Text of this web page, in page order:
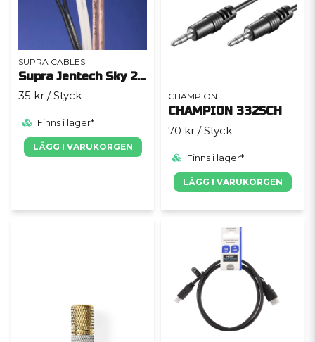
SUPRA CABLES
Supra Jentech Sky 2x2.5mm²
35 kr / Styck
Finns i lager*
LÄGG I VARUKORGEN
CHAMPION
CHAMPION 3325CH
70 kr / Styck
Finns i lager*
LÄGG I VARUKORGEN